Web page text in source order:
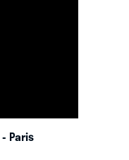
- Paris